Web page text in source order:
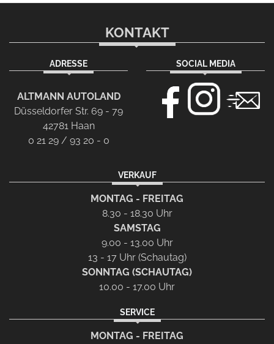
KONTAKT
ADRESSE
ALTMANN AUTOLAND
Düsseldorfer Str. 69 - 79
42781 Haan
0 21 29 / 93 20 - 0
SOCIAL MEDIA
VERKAUF
MONTAG - FREITAG
8.30 - 18.30 Uhr
SAMSTAG
9.00 - 13.00 Uhr
13 - 17 Uhr (Schautag)
SONNTAG (SCHAUTAG)
10.00 - 17.00 Uhr
SERVICE
MONTAG - FREITAG